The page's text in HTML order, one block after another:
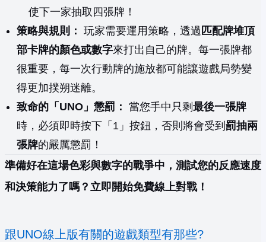
使下一家抽取四張牌！
策略與規則： 玩家需要運用策略，透過 匹配牌堆頂
部卡牌的顏色或數字來打出自己的牌。每一張牌都
很重要，每一次行動牌的施放都可能讓遊戲局勢變
得更加撲朔迷離。
致命的「UNO」懲罰： 當您手中只剩 最後一張牌
時，必須即時按下「1」按鈕，否則將會受到 罰抽兩
張牌的嚴厲懲罰！
準備好在這場色彩與數字的戰爭中，測試您的反應速度
和決策能力了嗎？立即開始免費線上對戰！
跟UNO線上版有關的遊戲類型有那些?